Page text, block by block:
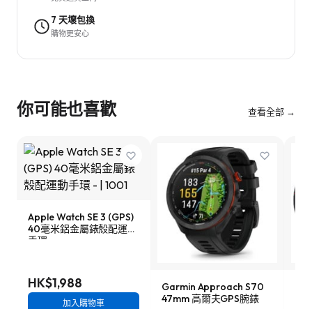
7 天壞包換
購物更安心
你可能也喜歡 查看全部 →
Apple Watch SE 3 (GPS)
40毫米鋁金屬錶殼配運動
手環
HK$1,988
加入購物車
Garmin Approach S70
47mm 高爾夫GPS腕錶